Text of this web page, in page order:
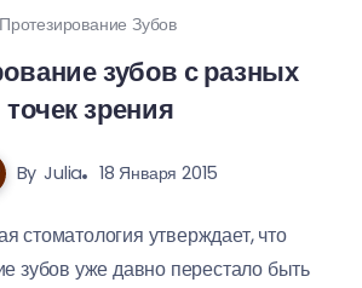
Протезирование Зубов
зубов с разных
точек зрения
By Julia 18 Января 2015
стоматология утверждает, что
зубов уже давно перестало быть